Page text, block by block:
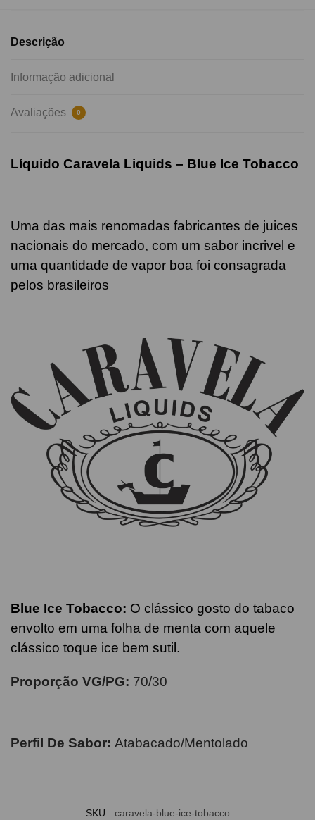
Descrição
Informação adicional
Avaliações 0
Líquido Caravela Liquids – Blue Ice Tobacco
Uma das mais renomadas fabricantes de juices
nacionais do mercado, com um sabor incrivel e
uma quantidade de vapor boa foi consagrada
pelos brasileiros
Blue Ice Tobacco: O clássico gosto do tabaco
envolto em uma folha de menta com aquele
clássico toque ice bem sutil.
Proporção VG/PG: 70/30
Perfil De Sabor: Atabacado/Mentolado
SKU:
caravela-blue-ice-tobacco